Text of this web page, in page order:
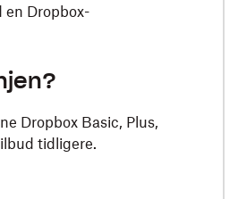
en Dropbox-
Dropbox Basic, Plus,
tidligere.